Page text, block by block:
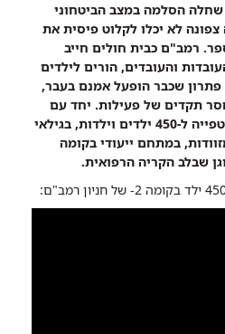
הסלמה במצב הביטחוני
לא יכלו לקלוט פיסית את
רמב"ם כבית חולים חייב
והעובדים, הורים לילדים
שכבר הופעל אמנם בעבר,
תקדים של פעילות. יחד עם
עיריית חיפה, נפתחה שמרטפייה ל-450 ילדים וילדות, בגילאי
מזוודות, במתחם ייעודי בקומה